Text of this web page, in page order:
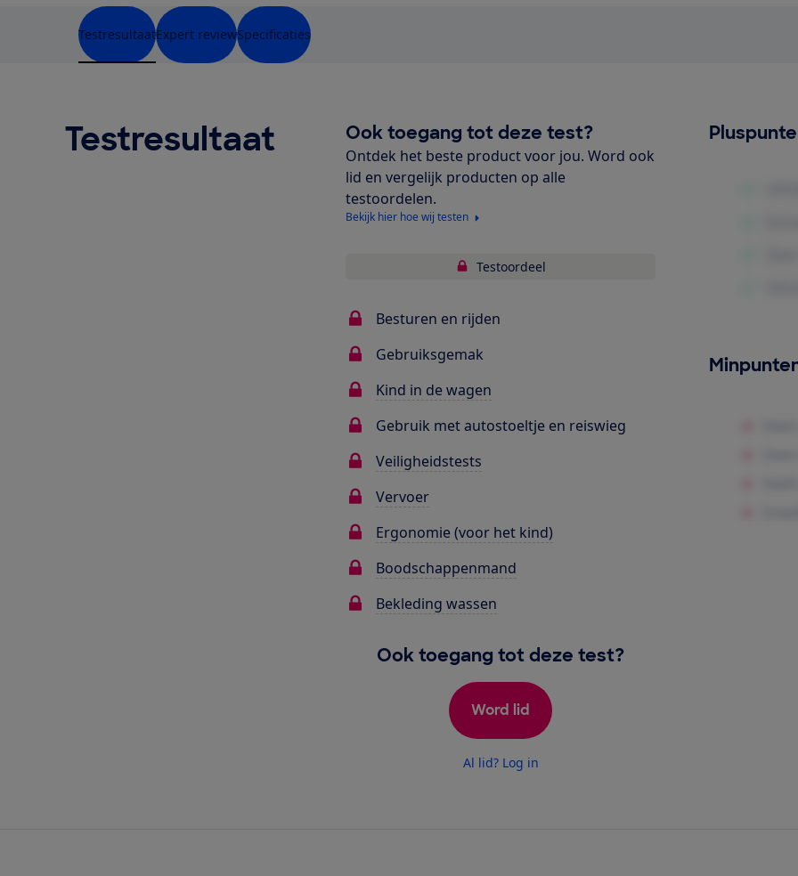
TestresultaatExpert reviewSpecificaties
Testresultaat Ook toegang tot deze test?
Ontdek het beste product voor jou. Word ook
lid en vergelijk producten op alle
testoordelen.
Bekijk hier hoe wij testen
Testoordeel
Besturen en rijden
Gebruiksgemak
Kind in de wagen
Gebruik met autostoeltje en reiswieg
Veiligheidstests
Vervoer
Ergonomie (voor het kind)
Boodschappenmand
Bekleding wassen
Ook toegang tot deze test?
Word lid
Al lid? Log in